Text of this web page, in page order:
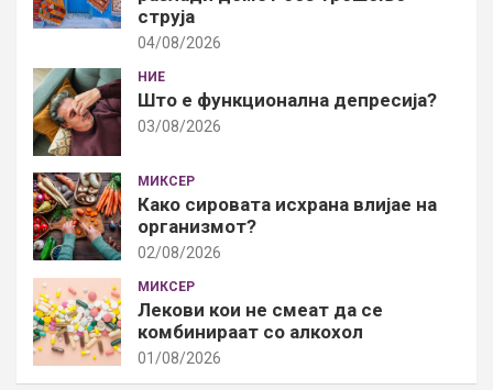
струја
04/08/2026
НИЕ
Што е функционална депресија?
03/08/2026
МИКСЕР
Како сировата исхрана влијае на
организмот?
02/08/2026
МИКСЕР
Лекови кои не смеат да се
комбинираат со алкохол
01/08/2026